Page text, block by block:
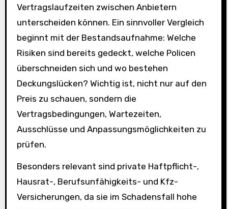
Vertragslaufzeiten zwischen Anbietern
unterscheiden können. Ein sinnvoller Vergleich
beginnt mit der Bestandsaufnahme: Welche
Risiken sind bereits gedeckt, welche Policen
überschneiden sich und wo bestehen
Deckungslücken? Wichtig ist, nicht nur auf den
Preis zu schauen, sondern die
Vertragsbedingungen, Wartezeiten,
Ausschlüsse und Anpassungsmöglichkeiten zu
prüfen.
Besonders relevant sind private Haftpflicht-,
Hausrat-, Berufsunfähigkeits- und Kfz-
Versicherungen, da sie im Schadensfall hohe